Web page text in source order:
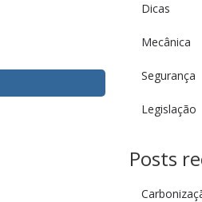
Dicas
Mecânica
Segurança
Legislação
Posts